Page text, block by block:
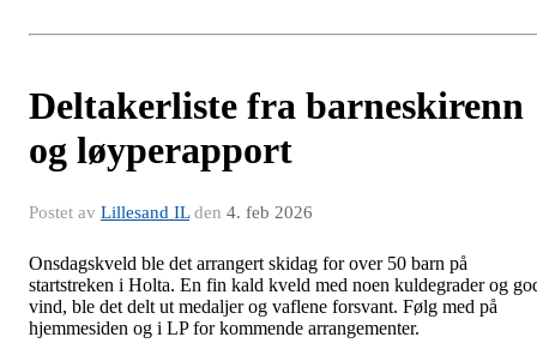
Deltakerliste fra barneskirenn
og løyperapport
Postet av Lillesand ILden 4. feb 2026
Onsdagskveld ble det arrangert skidag for over 50 barn på
startstreken i Holta. En fin kald kveld med noen kuldegrader og
vind, ble det delt ut medaljer og vaflene forsvant. Følg med på
hjemmesiden og i LP for kommende arrangementer.